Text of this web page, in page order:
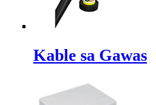
Kable sa Gawas